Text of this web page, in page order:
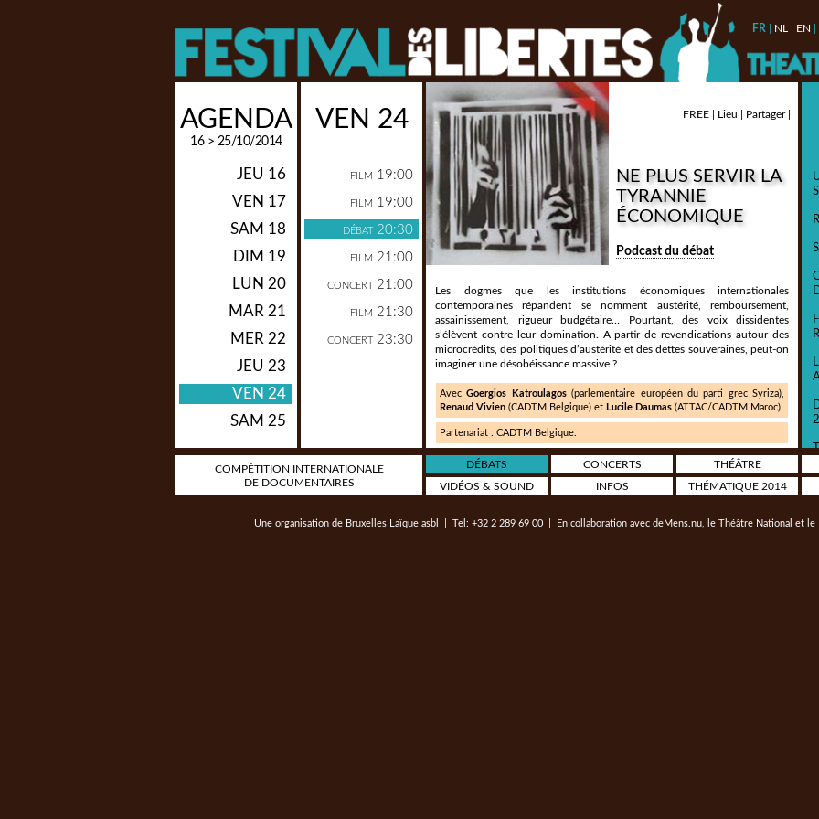
FR NL EN
AGENDA
16 > 25/10/2014
JEU 16
VEN 17
SAM 18
DIM 19
LUN 20
MAR 21
MER 22
JEU 23
VEN 24
SAM 25
VEN 24
FILM 19:00
FILM 19:00
DÉBAT 20:30
FILM 21:00
CONCERT 21:00
FILM 21:30
CONCERT 23:30
FREE | Lieu | Partager |
NE PLUS SERVIR LA
TYRANNIE
ÉCONOMIQUE
Podcast du débat
Les dogmes que les institutions économiques internationales
contemporaines répandent se nomment austérité, remboursement,
assainissement, rigueur budgétaire… Pourtant, des voix dissidentes
s’élèvent contre leur domination. A partir de revendications autour des
microcrédits, des politiques d’austérité et des dettes souveraines, peut-on
imaginer une désobéissance massive ?
AvecGoergios Katroulagos(parlementaire européen du parti grec Syriza),
Renaud Vivien (CADTM Belgique) et Lucile Daumas (ATTAC/CADTM Maroc).
Partenariat : CADTM Belgique.
COMPÉTITION INTERNATIONALE
DE DOCUMENTAIRES
DÉBATS CONCERTS THÉÂTRE
VIDÉOS & SOUND
INFOS
THÉMATIQUE 2014
Une organisation de Bruxelles Laïque asbl | Tel: +32 2 289 69 00 | En collaboration avec deMens.nu, le Théâtre National et le